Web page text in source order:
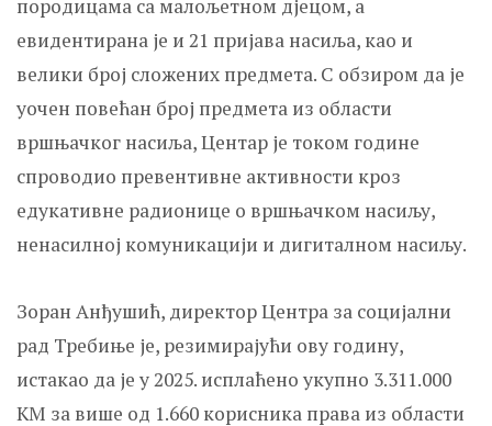
породицама са малољетном дјецом, а
евидентирана је и 21 пријава насиља, као и
велики број сложених предмета. С обзиром да је
уочен повећан број предмета из области
вршњачког насиља, Центар је током године
спроводио превентивне активности кроз
едукативне радионице о вршњачком насиљу,
ненасилној комуникацији и дигиталном насиљу.
Зоран Анђушић, директор Центра за социјални
рад Требиње је, резимирајући ову годину,
истакао да је у 2025. исплаћено укупно 3.311.000
KМ за више од 1.660 корисника права из области